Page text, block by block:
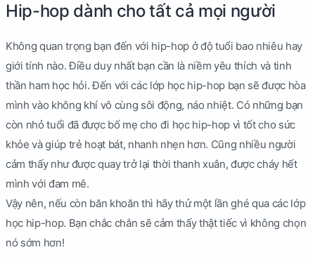
Hip-hop dành cho tất cả mọi người
Không quan trọng bạn đến với hip-hop ở độ tuổi bao nhiêu hay
giới tính nào. Điều duy nhất bạn cần là niềm yêu thích và tinh
thần ham học hỏi. Đến với các lớp học hip-hop bạn sẽ được hòa
mình vào không khí vô cùng sôi động, náo nhiệt. Có những bạn
còn nhỏ tuổi đã được bố mẹ cho đi học hip-hop vì tốt cho sức
khỏe và giúp trẻ hoạt bát, nhanh nhẹn hơn. Cũng nhiều người
cảm thấy như được quay trở lại thời thanh xuân, được cháy hết
mình với đam mê.
Vậy nên, nếu còn băn khoăn thì hãy thử một lần ghé qua các lớp
học hip-hop. Bạn chắc chắn sẽ cảm thấy thật tiếc vì không chọn
nó sớm hơn!